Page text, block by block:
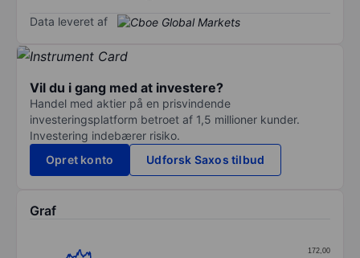
Data leveret af
Vil du i gang med at investere?
Handel med aktier på en prisvindende
investeringsplatform betroet af 1,5 millioner kunder.
Investering indebærer risiko.
Opret konto
Udforsk Saxos tilbud
Graf
172,00